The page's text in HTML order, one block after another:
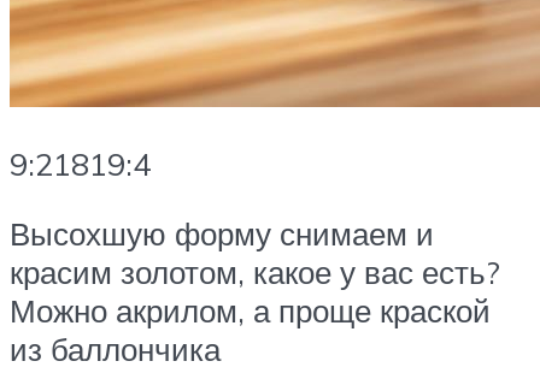
9:21819:4
Высохшую форму снимаем и
красим золотом, какое у вас есть?
Можно акрилом, а проще краской
из баллончика